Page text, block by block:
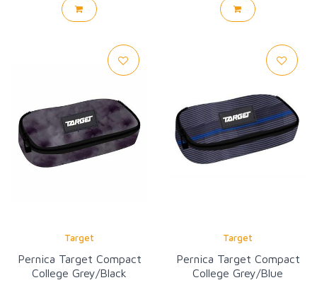
Target
Pernica Target Compact
College Grey/Black
Target
Pernica Target Compact
College Grey/Blue